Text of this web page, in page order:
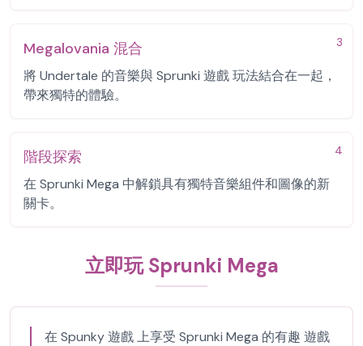
3
Megalovania 混合
將 Undertale 的音樂與 Sprunki 遊戲 玩法結合在一起，
帶來獨特的體驗。
4
階段探索
在 Sprunki Mega 中解鎖具有獨特音樂組件和圖像的新
關卡。
立即玩 Sprunki Mega
在 Spunky 遊戲 上享受 Sprunki Mega 的有趣 遊戲